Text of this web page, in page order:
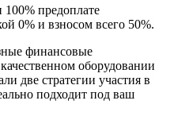
предоплате
0% и взносом всего 50%.
финансовые
оборудовании
две стратегии участия в
подходит под ваш